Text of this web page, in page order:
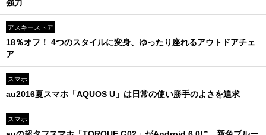
強力
アスキーストア
18％オフ！ 4つのスタイルに変身、ゆったり座れるアウトドアチェ
ア
スマホ
au2016夏スマホ「AQUOS U」は日常の使い勝手のよさを追求
スマホ